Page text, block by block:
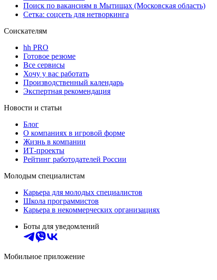
Поиск по вакансиям в Мытищах (Московская область)
Сетка: соцсеть для нетворкинга
Соискателям
hh PRO
Готовое резюме
Все сервисы
Хочу у вас работать
Производственный календарь
Экспертная рекомендация
Новости и статьи
Блог
О компаниях в игровой форме
Жизнь в компании
ИТ-проекты
Рейтинг работодателей России
Молодым специалистам
Карьера для молодых специалистов
Школа программистов
Карьера в некоммерческих организациях
Боты для уведомлений
Мобильное приложение